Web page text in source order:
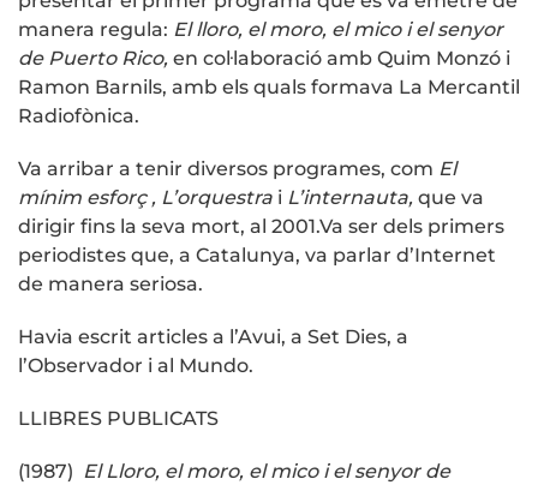
manera regula: El lloro, el moro, el mico i el senyor
de Puerto Rico, en col·laboració amb Quim Monzó i
Ramon Barnils, amb els quals formava La Mercantil
Radiofònica.
Va arribar a tenir diversos programes, com El
mínim esforç , L’orquestra i L’internauta, que va
dirigir fins la seva mort, al 2001.Va ser dels primers
periodistes que, a Catalunya, va parlar d’Internet
de manera seriosa.
Havia escrit articles a l’Avui, a Set Dies, a
l’Observador i al Mundo.
LLIBRES PUBLICATS
(1987) El Lloro, el moro, el mico i el senyor de